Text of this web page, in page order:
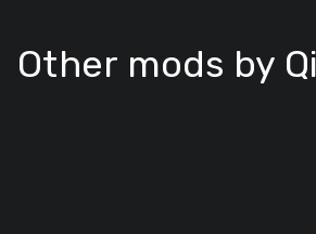
Other mods by